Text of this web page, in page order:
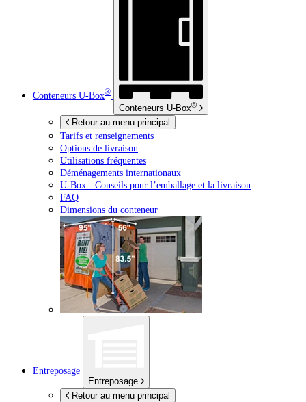
Conteneurs U-Box®
Conteneurs U-Box®
Retour au menu principal
Tarifs et renseignements
Options de livraison
Utilisations fréquentes
Déménagements internationaux
U-Box - Conseils pour l’emballage et la livraison
FAQ
Dimensions du conteneur
Entreposage
Entreposage
Retour au menu principal